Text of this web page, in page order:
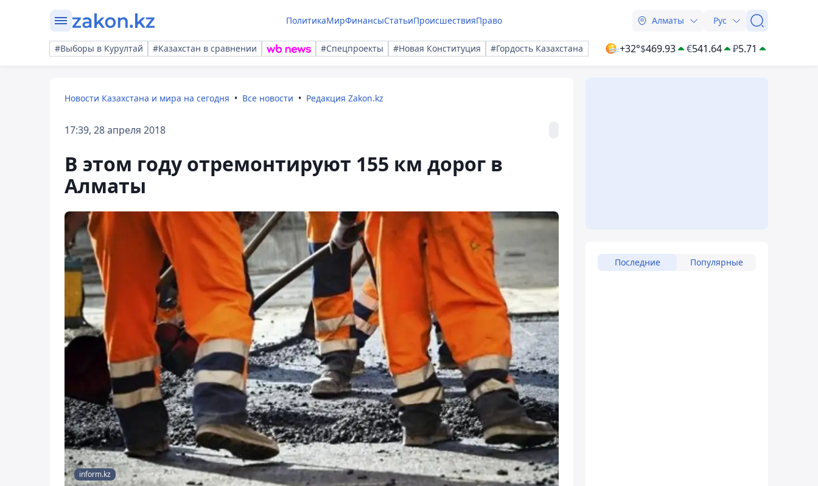
ПолитикаМирФинансыСтатьиПроисшествияПраво Алматы Рус
#Выборы в Курултай #Казахстан в сравнении #Спецпроекты #Новая Конституция #Гордость Казахстана +32°$469.93 €541.64 ₽5.71
Новости Казахстана и мира на сегодня Все новости Редакция Zakon.kz
17:39, 28 апреля 2018
В этом году отремонтируют 155 км дорог в
Алматы
inform.kz
Последние Популярные